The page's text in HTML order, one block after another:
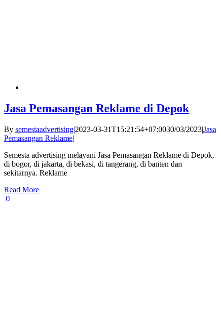
Jasa Pemasangan Reklame di Depok
By semestaadvertising|2023-03-31T15:21:54+07:0030/03/2023|Jasa
Pemasangan Reklame|
Semesta advertising melayani Jasa Pemasangan Reklame di Depok,
di bogor, di jakarta, di bekasi, di tangerang, di banten dan
sekitarnya. Reklame
Read More
0